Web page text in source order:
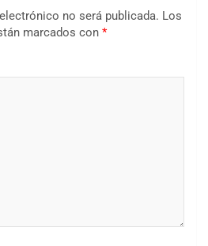
no será publicada. Los
marcados con *